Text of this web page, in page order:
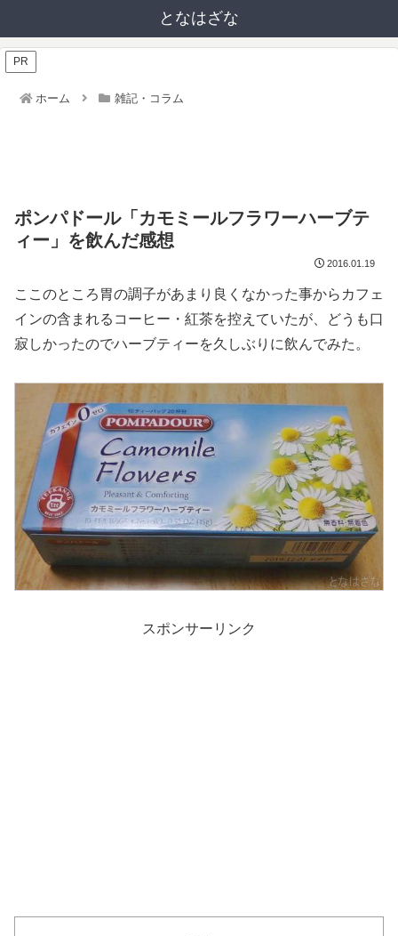
となはざな
PR
ホーム 雑記・コラム
ポンパドール「カモミールフラワーハーブテ
ィー」を飲んだ感想
2016.01.19
ここのところ胃の調子があまり良くなかった事からカフェ
インの含まれるコーヒー・紅茶を控えていたが、どうも口
寂しかったのでハーブティーを久しぶりに飲んでみた。
スポンサーリンク